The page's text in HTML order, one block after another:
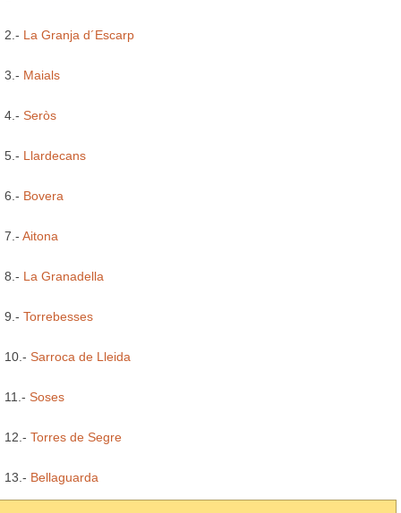
2.- La Granja d´Escarp
3.- Maials
4.- Seròs
5.- Llardecans
6.- Bovera
7.- Aitona
8.- La Granadella
9.- Torrebesses
10.- Sarroca de Lleida
11.- Soses
12.- Torres de Segre
13.- Bellaguarda